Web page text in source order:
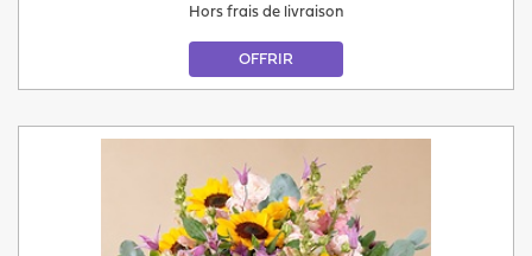
Hors frais de livraison
OFFRIR